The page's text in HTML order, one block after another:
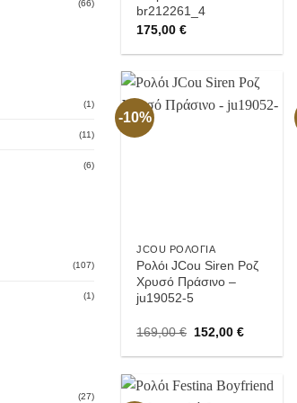
(66)
(1)
(11)
(6)
(107)
(1)
(27)
br212261_4
175,00€
-10%
JCOU ΡΟΛΌΓΙΑ
Ρολόι JCou Siren Ροζ
Χρυσό Πράσινο –
ju19052-5
169,00€ Original
was:
152,00€Current
is: